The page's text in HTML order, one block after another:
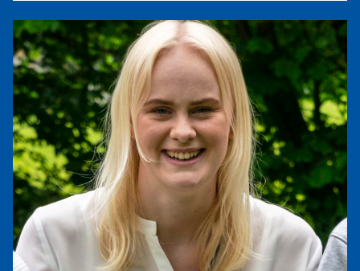
Read
article
"Elise
Frønsdal
Helle"